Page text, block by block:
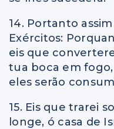
14. Portanto
Exércitos:
eis que
tua boca em
eles serão
15. Eis que trarei
longe, ó casa de